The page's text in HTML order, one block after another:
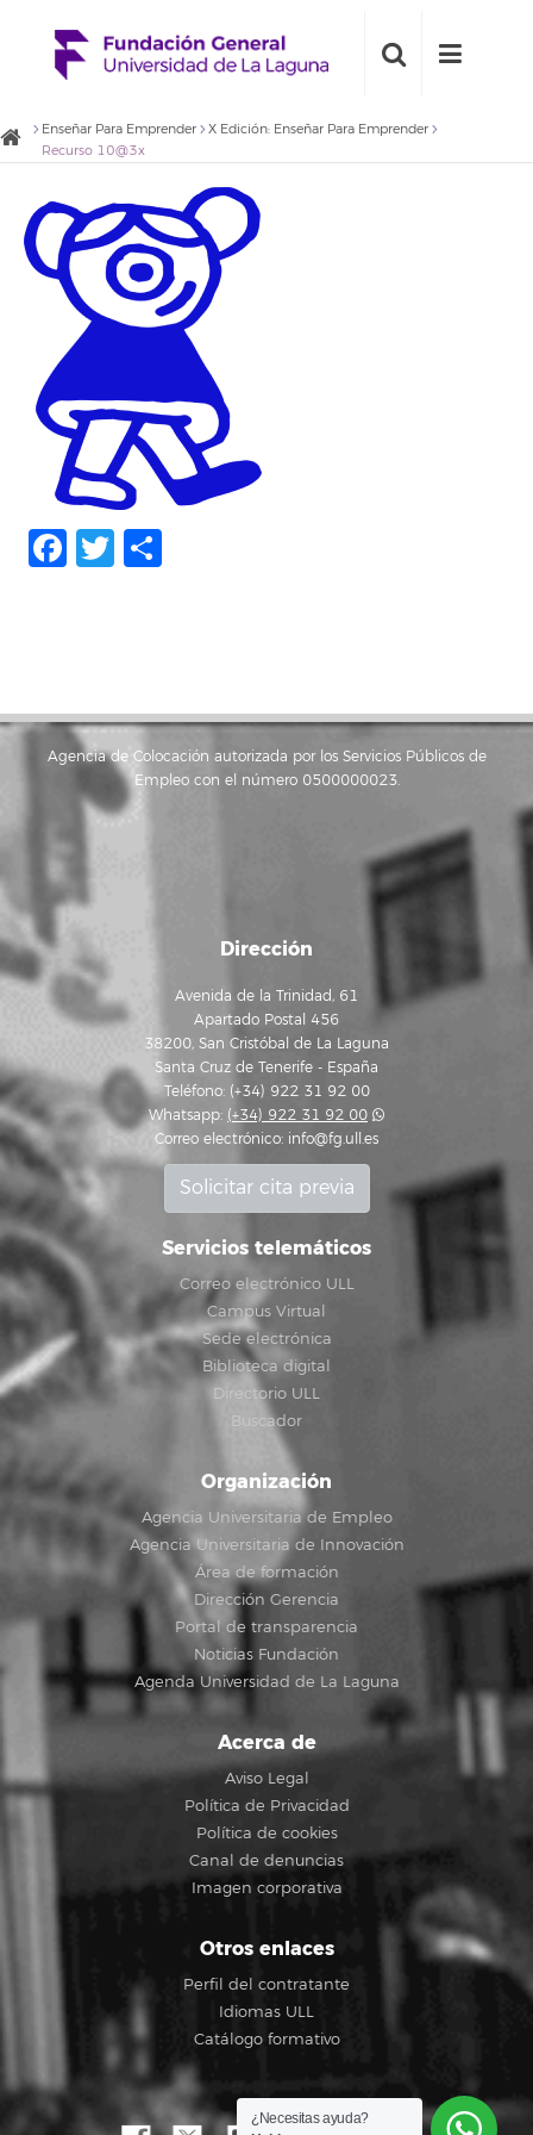
Enseñar Para Emprender
X Edición: Enseñar Para Emprender
Recurso 10@3x
Facebook
Twitter
Agencia de Colocación autorizada por los Servicios Públicos de
Empleo con el número 0500000023.
Dirección
Avenida de la Trinidad, 61
Apartado Postal 456
38200, San Cristóbal de La Laguna
Santa Cruz de Tenerife - España
Teléfono: (+34) 922 31 92 00
Whatsapp: (+34) 922 31 92 00
Correo electrónico: info@fg.ull.es
Solicitar cita previa
Servicios telemáticos
Correo electrónico ULL
Campus Virtual
Sede electrónica
Biblioteca digital
Directorio ULL
Buscador
Organización
Agencia Universitaria de Empleo
Agencia Universitaria de Innovación
Área de formación
Dirección Gerencia
Portal de transparencia
Noticias Fundación
Agenda Universidad de La Laguna
Acerca de
Aviso Legal
Política de Privacidad
Política de cookies
Canal de denuncias
Imagen corporativa
Otros enlaces
Perfil del contratante
Idiomas ULL
Catálogo formativo
¿Necesitas ayuda?